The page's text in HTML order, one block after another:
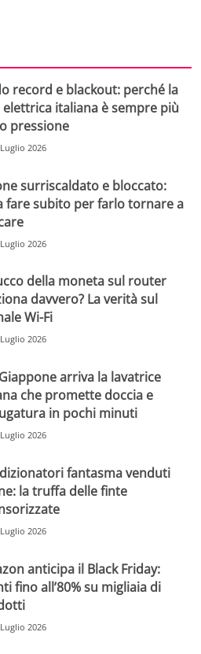
record e blackout: perché la
elettrica italiana è sempre più
pressione
2026
surriscaldato e bloccato:
fare subito per farlo tornare a
2026
della moneta sul router
davvero? La verità sul
Wi-Fi
2026
arriva la lavatrice
che promette doccia e
in pochi minuti
2026
fantasma venduti
la truffa delle finte
2026
anticipa il Black Friday:
fino all’80% su migliaia di
2026